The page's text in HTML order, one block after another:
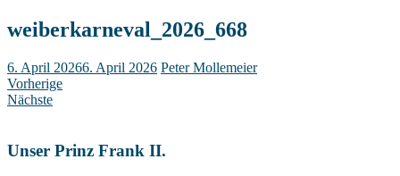
weiberkarneval_2026_668
6. April 20266. April 2026 Peter Mollemeier
Vorherige
Nächste
Unser Prinz Frank II.